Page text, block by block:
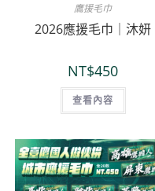
鷹援毛巾
2026應援毛巾｜沐妍
NT$450
查看內容